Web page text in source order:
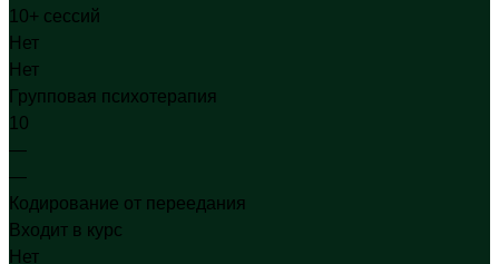
10+ сессий
Нет
Нет
Групповая психотерапия
10
—
—
Кодирование от переедания
Входит в курс
Нет